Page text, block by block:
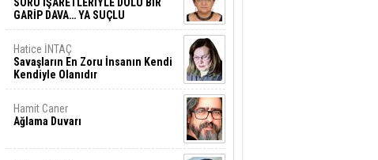
GARİP DAVA… YA SUÇLU
DEĞİLSE???
Hatice İNTAÇ
Savaşların En Zoru İnsanın Kendi
Kendiyle Olanıdır
Hamit Caner
Ağlama Duvarı